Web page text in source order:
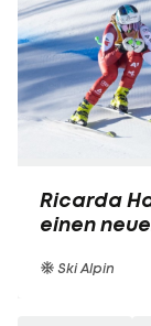
Ricarda
einen
Ski Alpin